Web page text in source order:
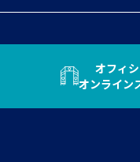
オフィ
オンライン